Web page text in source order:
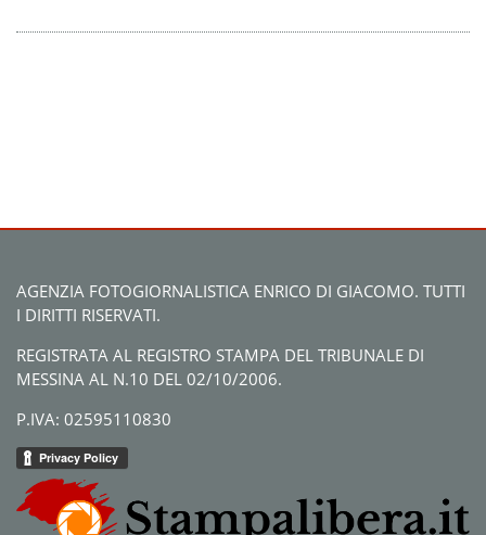
AGENZIA FOTOGIORNALISTICA ENRICO DI GIACOMO. TUTTI
I DIRITTI RISERVATI.
REGISTRATA AL REGISTRO STAMPA DEL TRIBUNALE DI
MESSINA AL N.10 DEL 02/10/2006.
P.IVA: 02595110830